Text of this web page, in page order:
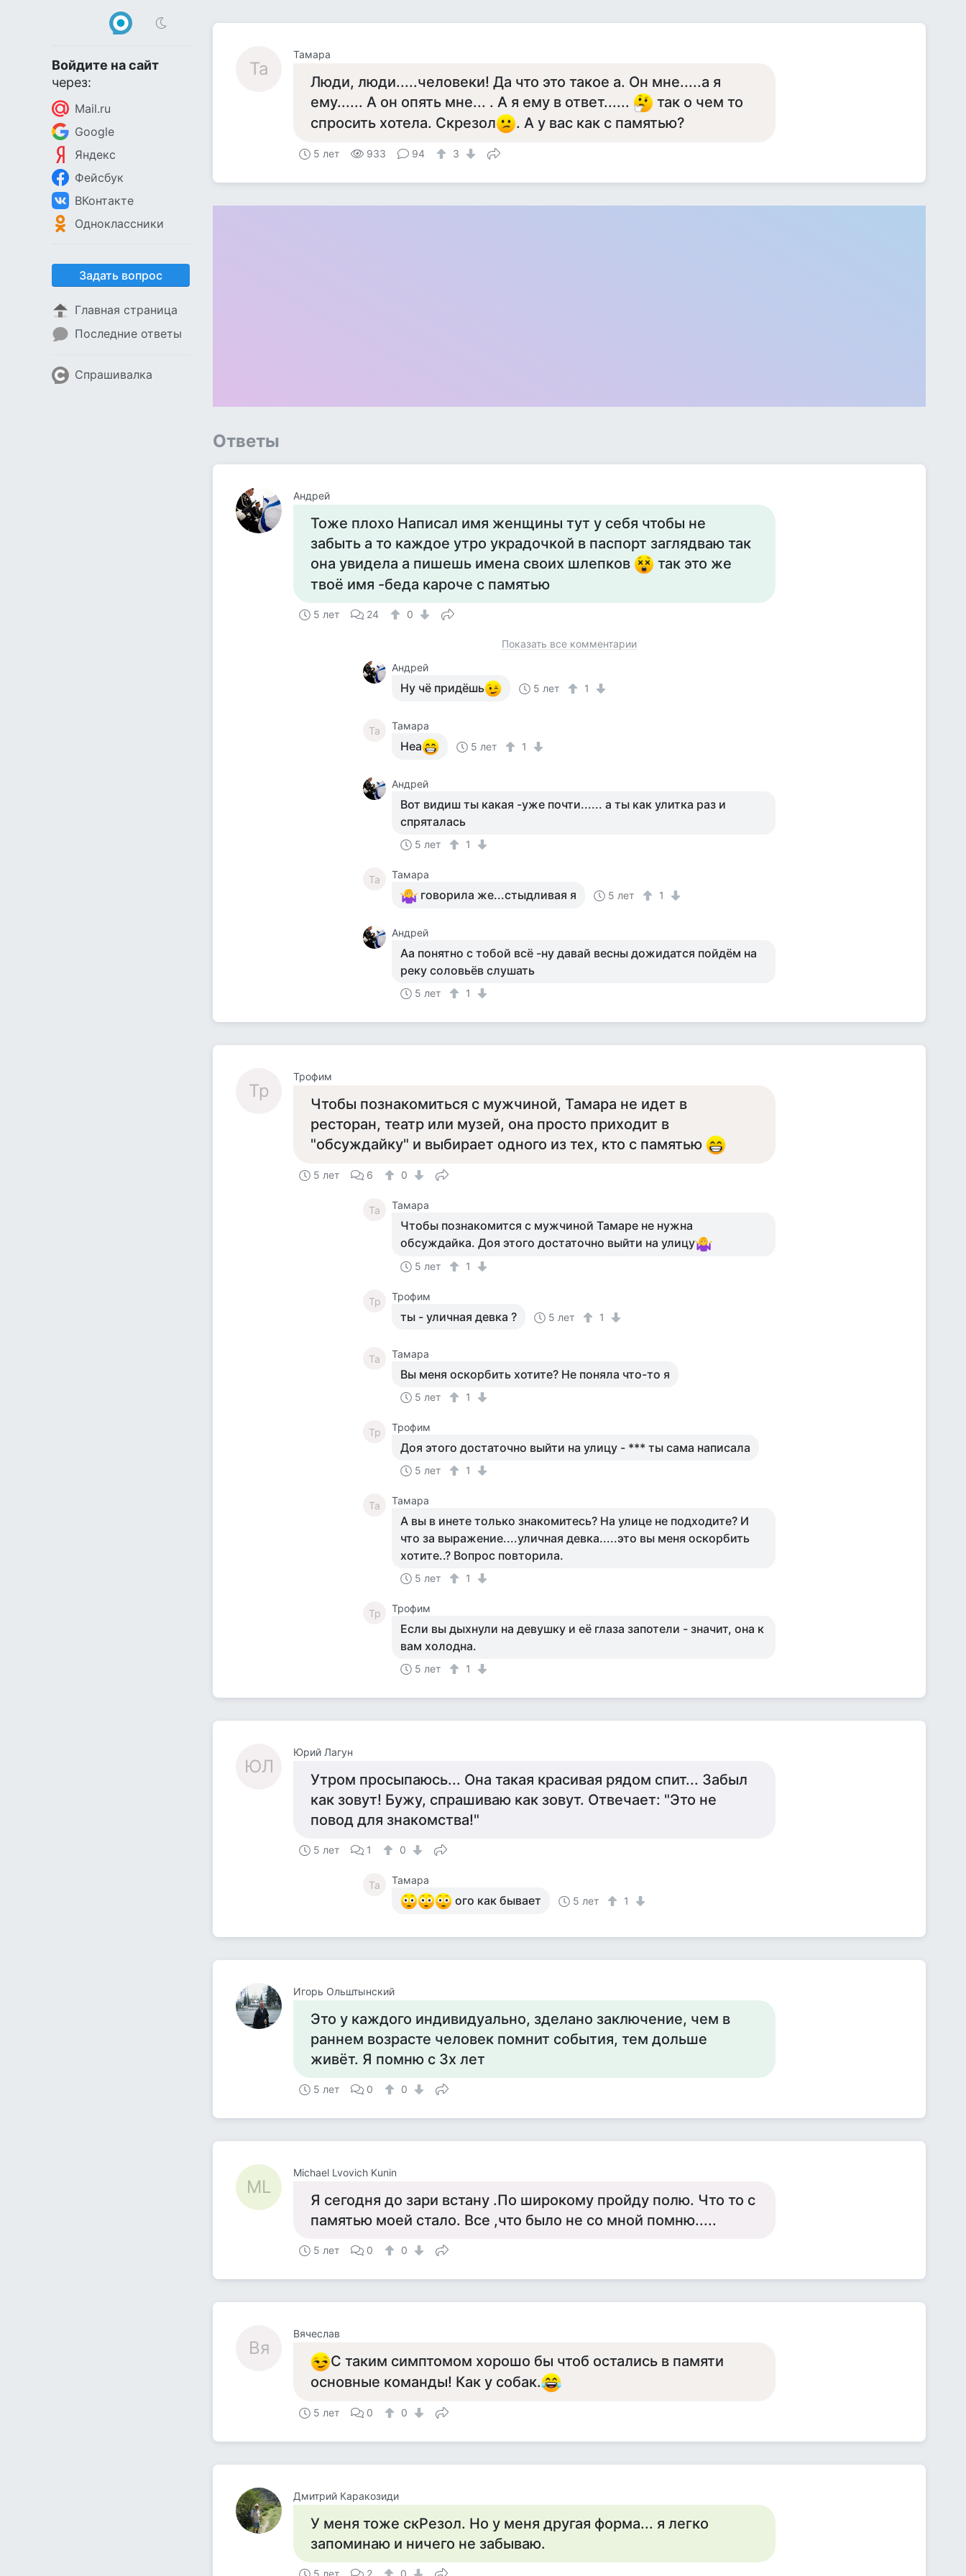
Войдите на сайт
через:
Mail.ru
Google
Яндекс
Фейсбук
ВКонтакте
Одноклассники
Задать вопрос
Главная страница
Последние ответы
Спрашивалка
Та
Тамара
Люди, люди.....человеки! Да что это такое а. Он мне.....а я
ему...... А он опять мне... . А я ему в ответ......
так о чем то
спросить хотела. Скрезол
. А у вас как с памятью?
5 лет 933 94 3
Ответы
Андрей
Тоже плохо Написал имя женщины тут у себя чтобы не
забыть а то каждое утро украдочкой в паспорт заглядваю так
она увидела а пишешь имена своих шлепков
так это же
твоё имя -беда кароче с памятью
5 лет 24 0
Показать все комментарии
Андрей
Ну чё придёшь 5 лет 1
Та Тамара
Неа 5 лет 1
Андрей
Вот видиш ты какая -уже почти...... а ты как улитка раз и
спряталась
5 лет 1
Та Тамара
говорила же...стыдливая я 5 лет 1
Андрей
Аа понятно с тобой всё -ну давай весны дожидатся пойдём на
реку соловьёв слушать
5 лет 1
Тр
Трофим
Чтобы познакомиться с мужчиной, Тамара не идет в
ресторан, театр или музей, она просто приходит в
"обсуждайку" и выбирает одного из тех, кто с памятью
5 лет 6 0
Та Тамара
Чтобы познакомится с мужчиной Тамаре не нужна
обсуждайка. Доя этого достаточно выйти на улицу
5 лет 1
Тр Трофим
ты - уличная девка ? 5 лет 1
Та Тамара
Вы меня оскорбить хотите? Не поняла что-то я
5 лет 1
Тр Трофим
Доя этого достаточно выйти на улицу - *** ты сама написала
5 лет 1
Та Тамара
А вы в инете только знакомитесь? На улице не подходите? И
что за выражение....уличная девка.....это вы меня оскорбить
хотите..? Вопрос повторила.
5 лет 1
Тр Трофим
Если вы дыхнули на девушку и её глаза запотели - значит, она к
вам холодна.
5 лет 1
ЮЛ
Юрий Лагун
Утром просыпаюсь... Она такая красивая рядом спит... Забыл
как зовут! Бужу, спрашиваю как зовут. Отвечает: "Это не
повод для знакомства!"
5 лет 1 0
Та Тамара
ого как бывает 5 лет 1
Игорь Ольштынский
Это у каждого индивидуально, зделано заключение, чем в
раннем возрасте человек помнит события, тем дольше
живёт. Я помню с 3х лет
5 лет 0 0
ML
Michael Lvovich Kunin
Я сегодня до зари встану .По широкому пройду полю. Что то с
памятью моей стало. Все ,что было не со мной помню.....
5 лет 0 0
Вя
Вячеслав
С таким симптомом хорошо бы чтоб остались в памяти
основные команды! Как у собак.
5 лет 0 0
Дмитрий Каракозиди
У меня тоже скРезол. Но у меня другая форма... я легко
запоминаю и ничего не забываю.
5 лет 2 0